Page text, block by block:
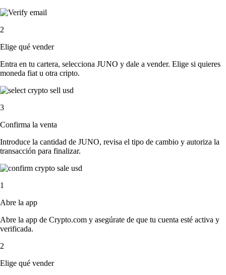
2
Elige qué vender
Entra en tu cartera, selecciona JUNO y dale a vender. Elige si quieres
moneda fiat u otra cripto.
3
Confirma la venta
Introduce la cantidad de JUNO, revisa el tipo de cambio y autoriza la
transacción para finalizar.
1
Abre la app
Abre la app de Crypto.com y asegúrate de que tu cuenta esté activa y
verificada.
2
Elige qué vender